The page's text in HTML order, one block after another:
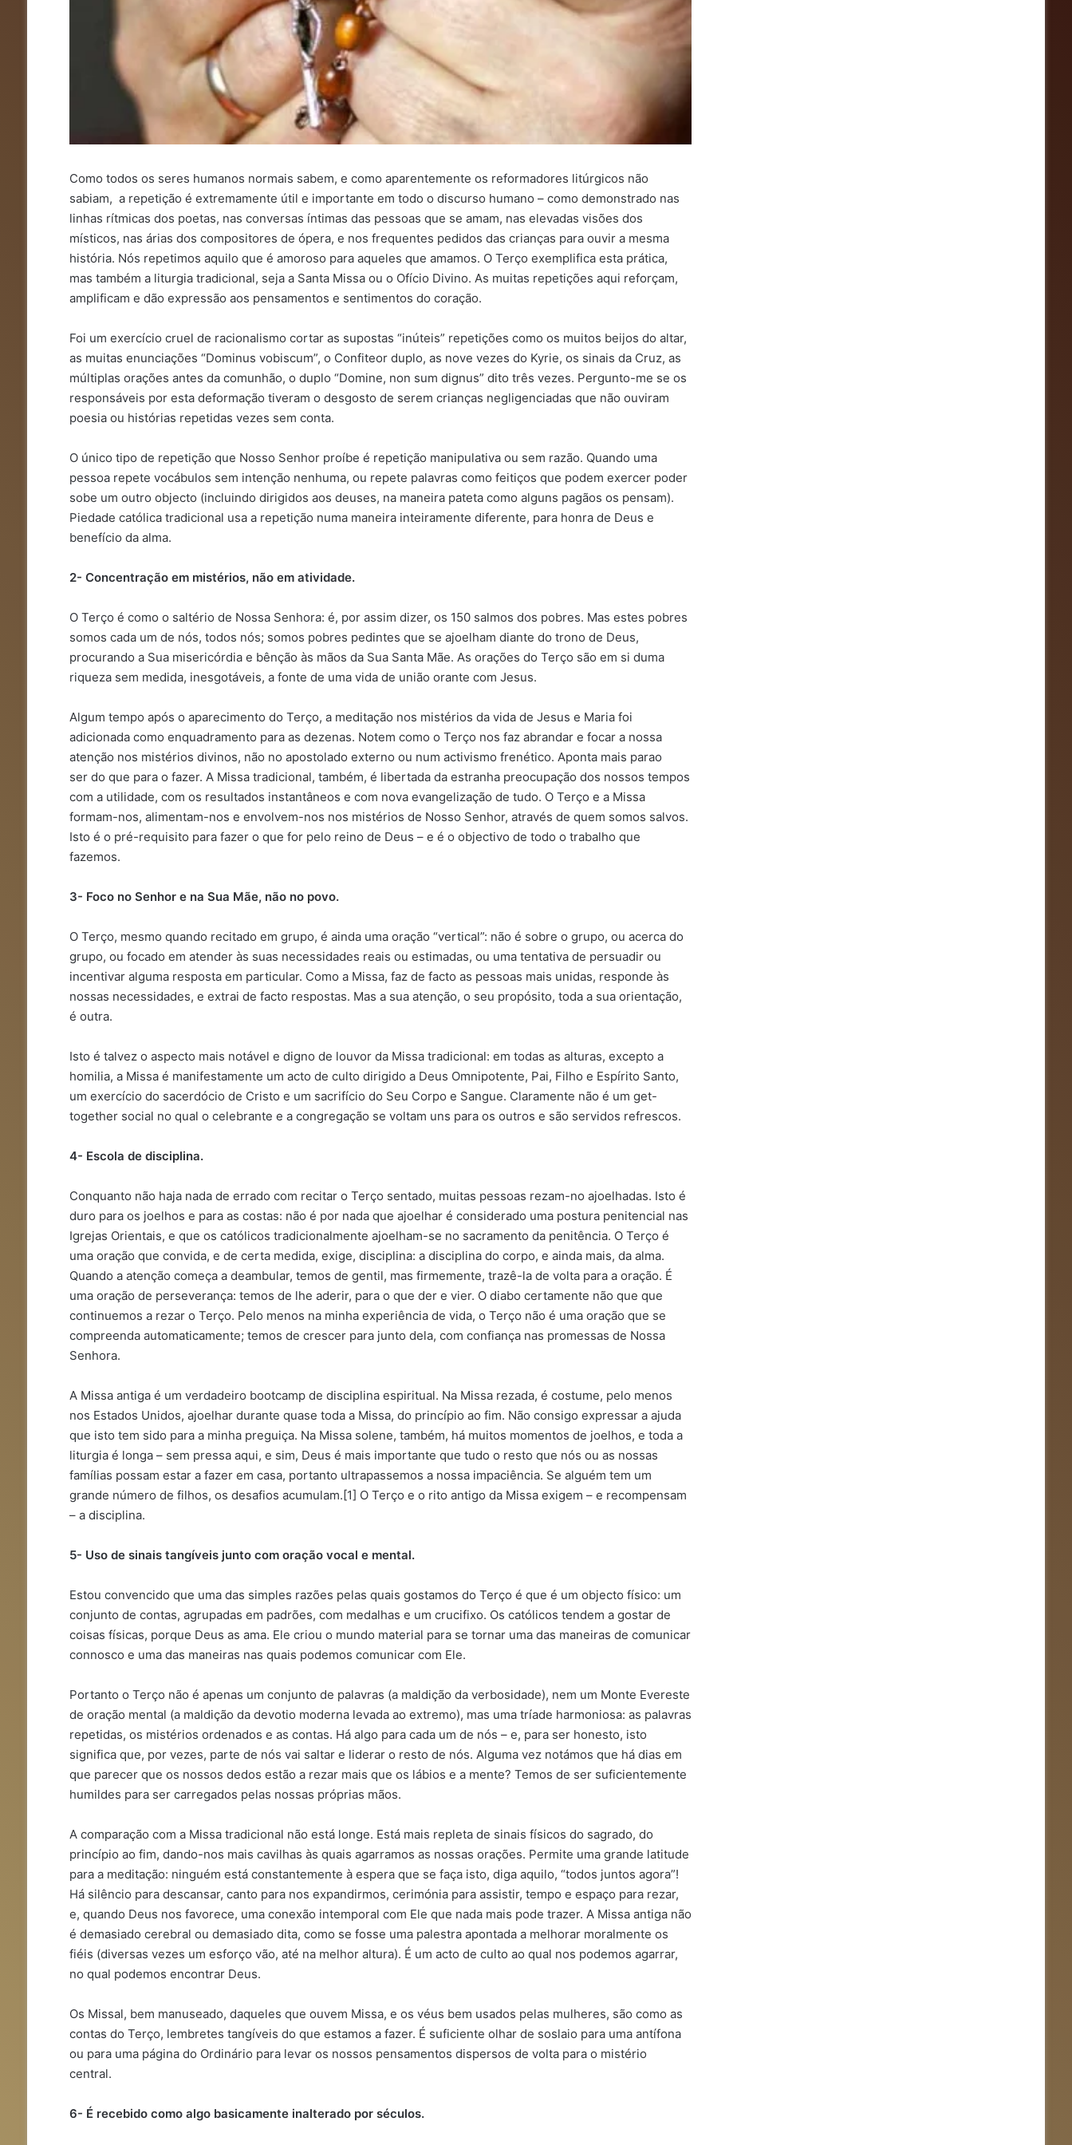
Como todos os seres humanos normais sabem, e como aparentemente os reformadores litúrgicos não
sabiam, a repetição é extremamente útil e importante em todo o discurso humano – como demonstrado nas
linhas rítmicas dos poetas, nas conversas íntimas das pessoas que se amam, nas elevadas visões dos
místicos, nas árias dos compositores de ópera, e nos frequentes pedidos das crianças para ouvir a mesma
história. Nós repetimos aquilo que é amoroso para aqueles que amamos. O Terço exemplifica esta prática,
mas também a liturgia tradicional, seja a Santa Missa ou o Ofício Divino. As muitas repetições aqui reforçam,
amplificam e dão expressão aos pensamentos e sentimentos do coração.
Foi um exercício cruel de racionalismo cortar as supostas “inúteis” repetições como os muitos beijos do altar,
as muitas enunciações “Dominus vobiscum”, o Confiteor duplo, as nove vezes do Kyrie, os sinais da Cruz, as
múltiplas orações antes da comunhão, o duplo “Domine, non sum dignus” dito três vezes. Pergunto-me se os
responsáveis por esta deformação tiveram o desgosto de serem crianças negligenciadas que não ouviram
poesia ou histórias repetidas vezes sem conta.
O único tipo de repetição que Nosso Senhor proíbe é repetição manipulativa ou sem razão. Quando uma
pessoa repete vocábulos sem intenção nenhuma, ou repete palavras como feitiços que podem exercer poder
sobe um outro objecto (incluindo dirigidos aos deuses, na maneira pateta como alguns pagãos os pensam).
Piedade católica tradicional usa a repetição numa maneira inteiramente diferente, para honra de Deus e
benefício da alma.
2- Concentração em mistérios, não em atividade.
O Terço é como o saltério de Nossa Senhora: é, por assim dizer, os 150 salmos dos pobres. Mas estes pobres
somos cada um de nós, todos nós; somos pobres pedintes que se ajoelham diante do trono de Deus,
procurando a Sua misericórdia e bênção às mãos da Sua Santa Mãe. As orações do Terço são em si duma
riqueza sem medida, inesgotáveis, a fonte de uma vida de união orante com Jesus.
Algum tempo após o aparecimento do Terço, a meditação nos mistérios da vida de Jesus e Maria foi
adicionada como enquadramento para as dezenas. Notem como o Terço nos faz abrandar e focar a nossa
atenção nos mistérios divinos, não no apostolado externo ou num activismo frenético. Aponta mais parao
ser do que para o fazer. A Missa tradicional, também, é libertada da estranha preocupação dos nossos tempos
com a utilidade, com os resultados instantâneos e com nova evangelização de tudo. O Terço e a Missa
formam-nos, alimentam-nos e envolvem-nos nos mistérios de Nosso Senhor, através de quem somos salvos.
Isto é o pré-requisito para fazer o que for pelo reino de Deus – e é o objectivo de todo o trabalho que
fazemos.
3- Foco no Senhor e na Sua Mãe, não no povo.
O Terço, mesmo quando recitado em grupo, é ainda uma oração “vertical”: não é sobre o grupo, ou acerca do
grupo, ou focado em atender às suas necessidades reais ou estimadas, ou uma tentativa de persuadir ou
incentivar alguma resposta em particular. Como a Missa, faz de facto as pessoas mais unidas, responde às
nossas necessidades, e extrai de facto respostas. Mas a sua atenção, o seu propósito, toda a sua orientação,
é outra.
Isto é talvez o aspecto mais notável e digno de louvor da Missa tradicional: em todas as alturas, excepto a
homilia, a Missa é manifestamente um acto de culto dirigido a Deus Omnipotente, Pai, Filho e Espírito Santo,
um exercício do sacerdócio de Cristo e um sacrifício do Seu Corpo e Sangue. Claramente não é um get-
together social no qual o celebrante e a congregação se voltam uns para os outros e são servidos refrescos.
4- Escola de disciplina.
Conquanto não haja nada de errado com recitar o Terço sentado, muitas pessoas rezam-no ajoelhadas. Isto é
duro para os joelhos e para as costas: não é por nada que ajoelhar é considerado uma postura penitencial nas
Igrejas Orientais, e que os católicos tradicionalmente ajoelham-se no sacramento da penitência. O Terço é
uma oração que convida, e de certa medida, exige, disciplina: a disciplina do corpo, e ainda mais, da alma.
Quando a atenção começa a deambular, temos de gentil, mas firmemente, trazê-la de volta para a oração. É
uma oração de perseverança: temos de lhe aderir, para o que der e vier. O diabo certamente não que que
continuemos a rezar o Terço. Pelo menos na minha experiência de vida, o Terço não é uma oração que se
compreenda automaticamente; temos de crescer para junto dela, com confiança nas promessas de Nossa
Senhora.
A Missa antiga é um verdadeiro bootcamp de disciplina espiritual. Na Missa rezada, é costume, pelo menos
nos Estados Unidos, ajoelhar durante quase toda a Missa, do princípio ao fim. Não consigo expressar a ajuda
que isto tem sido para a minha preguiça. Na Missa solene, também, há muitos momentos de joelhos, e toda a
liturgia é longa – sem pressa aqui, e sim, Deus é mais importante que tudo o resto que nós ou as nossas
famílias possam estar a fazer em casa, portanto ultrapassemos a nossa impaciência. Se alguém tem um
grande número de filhos, os desafios acumulam.[1] O Terço e o rito antigo da Missa exigem – e recompensam
– a disciplina.
5- Uso de sinais tangíveis junto com oração vocal e mental.
Estou convencido que uma das simples razões pelas quais gostamos do Terço é que é um objecto físico: um
conjunto de contas, agrupadas em padrões, com medalhas e um crucifixo. Os católicos tendem a gostar de
coisas físicas, porque Deus as ama. Ele criou o mundo material para se tornar uma das maneiras de comunicar
connosco e uma das maneiras nas quais podemos comunicar com Ele.
Portanto o Terço não é apenas um conjunto de palavras (a maldição da verbosidade), nem um Monte Evereste
de oração mental (a maldição da devotio moderna levada ao extremo), mas uma tríade harmoniosa: as palavras
repetidas, os mistérios ordenados e as contas. Há algo para cada um de nós – e, para ser honesto, isto
significa que, por vezes, parte de nós vai saltar e liderar o resto de nós. Alguma vez notámos que há dias em
que parecer que os nossos dedos estão a rezar mais que os lábios e a mente? Temos de ser suficientemente
humildes para ser carregados pelas nossas próprias mãos.
A comparação com a Missa tradicional não está longe. Está mais repleta de sinais físicos do sagrado, do
princípio ao fim, dando-nos mais cavilhas às quais agarramos as nossas orações. Permite uma grande latitude
para a meditação: ninguém está constantemente à espera que se faça isto, diga aquilo, “todos juntos agora”!
Há silêncio para descansar, canto para nos expandirmos, cerimónia para assistir, tempo e espaço para rezar,
e, quando Deus nos favorece, uma conexão intemporal com Ele que nada mais pode trazer. A Missa antiga não
é demasiado cerebral ou demasiado dita, como se fosse uma palestra apontada a melhorar moralmente os
fiéis (diversas vezes um esforço vão, até na melhor altura). É um acto de culto ao qual nos podemos agarrar,
no qual podemos encontrar Deus.
Os Missal, bem manuseado, daqueles que ouvem Missa, e os véus bem usados pelas mulheres, são como as
contas do Terço, lembretes tangíveis do que estamos a fazer. É suficiente olhar de soslaio para uma antífona
ou para uma página do Ordinário para levar os nossos pensamentos dispersos de volta para o mistério
central.
6- É recebido como algo basicamente inalterado por séculos.